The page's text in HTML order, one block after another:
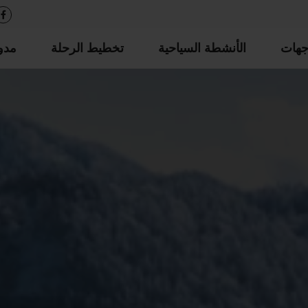
الأنشطة السياحية تخطيط الرحلة